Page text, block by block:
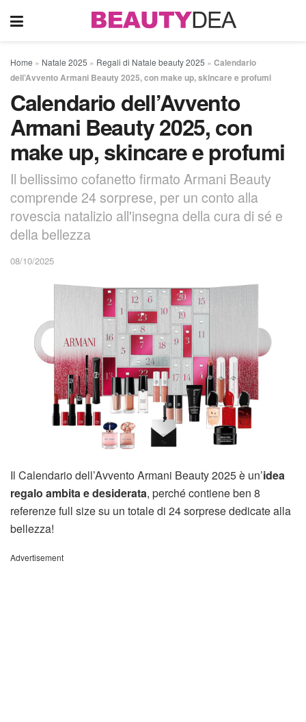
Home » Natale 2025 » Regali di Natale beauty 2025 » Calendario
dell’Avvento Armani Beauty 2025, con make up, skincare e profumi
Calendario dell’Avvento
Armani Beauty 2025, con
make up, skincare e profumi
Il bellissimo cofanetto firmato Armani Beauty
comprende 24 sorprese, per un conto alla
rovescia natalizio all'insegna della cura di sé e
della bellezza
08/10/2025
Il Calendario dell’Avvento Armani Beauty 2025 è un’idea
regalo ambita e desiderata, perché contiene ben 8
referenze full size su un totale di 24 sorprese dedicate alla
bellezza!
Advertisement